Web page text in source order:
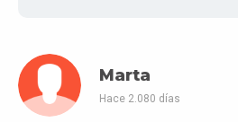
Marta
Hace 2.080 días